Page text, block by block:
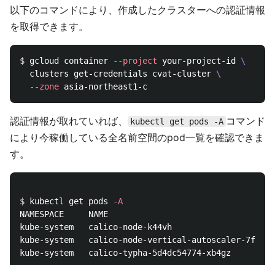
以下のコマンドにより、作成したクラスターへの認証情報
を取得できます。
$ gcloud container --project your-project-id \
  clusters get-credentials cvat-cluster
\
--zone
認証情報が取れていれば、 kubectl get pods -A コマンド
により今稼働している全名前空間のpod一覧を確認できま
す。
$ kubectl get pods
-A
NAMESPACE     NAME
kube-system   calico-node-k44vh
kube-system   calico-node-vertical-autoscaler-
kube-system   calico-typha-5d4dc54774-